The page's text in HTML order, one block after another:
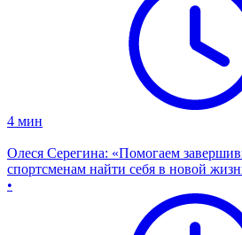
4 мин
Олеся Серегина: «Помогаем
спортсменам найти себя в новой
•